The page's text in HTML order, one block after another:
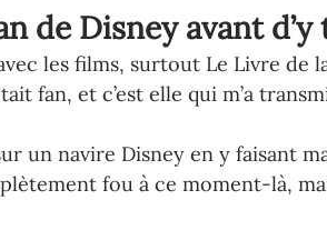
de Disney avant
les films, surtout Le Livre de
fan, et c’est elle qui m’a
un navire Disney en y faisant
fou à ce moment-là,